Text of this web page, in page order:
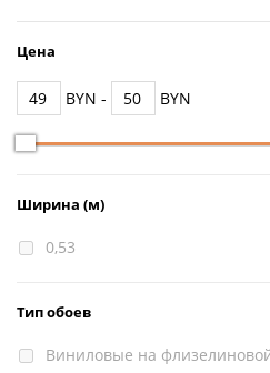
Цена
BYN - BYN
Ширина (м)
0,53
Тип обоев
Виниловые на